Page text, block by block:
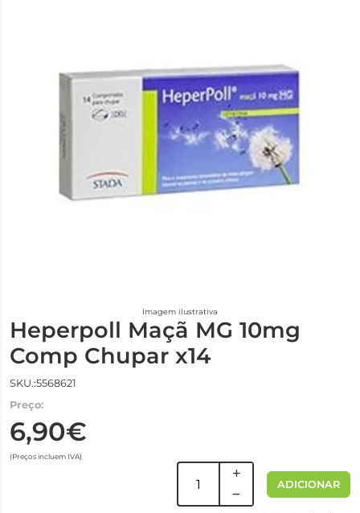
Imagem ilustrativa
Heperpoll Maçã MG 10mg
Comp Chupar x14
SKU.:5568621
Preço:
6,90€
(Preços incluem IVA)
ADICIONAR